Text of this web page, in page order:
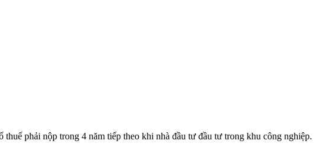
phải nộp trong 4 năm tiếp theo khi nhà đầu tư đầu tư trong khu công nghiệp.